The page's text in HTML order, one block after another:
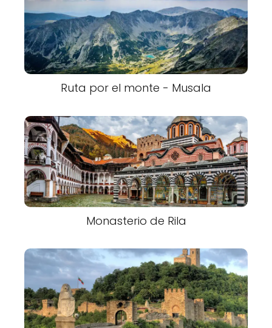
Ruta por el monte - Musala
Monasterio de Rila